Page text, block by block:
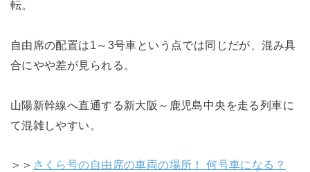
転。
自由席の配置は1～3号車という点では同じだが、混み具
合にやや差が見られる。
山陽新幹線へ直通する新大阪～鹿児島中央を走る列車に
て混雑しやすい。
＞＞ さくら号の自由席の車両の場所！ 何号車になる？